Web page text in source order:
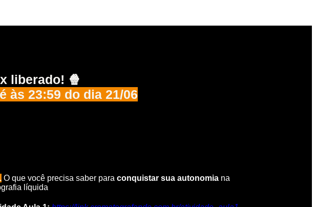
liberado! 🍿
às 23:59 do dia 21/06
O que você precisa saber para conquistar sua autonomia na
líquida